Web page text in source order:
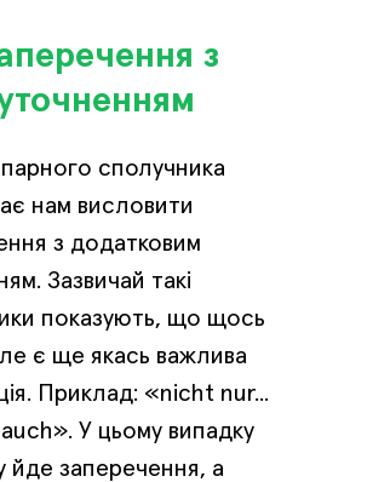
сполучника
нам висловити
з додатковим
Зазвичай такі
показують, що щось
є ще якась важлива
Приклад: «nicht nur...
У цьому випадку
йде заперечення, а
з